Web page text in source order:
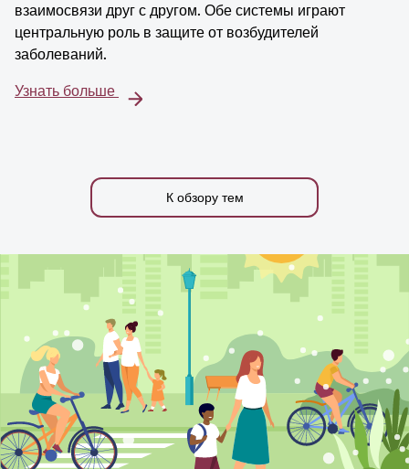
взаимосвязи друг с другом. Обе системы играют
центральную роль в защите от возбудителей
заболеваний.
Узнать больше
К обзору тем